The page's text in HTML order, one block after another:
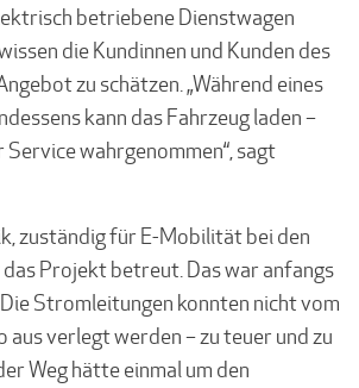
betriebene Dienstwagen
die Kundinnen und Kunden des
zu schätzen. „Während eines
kann das Fahrzeug laden –
Service wahrgenommen“, sagt
zuständig für E-Mobilität bei den
Projekt betreut. Das war anfangs
Stromleitungen konnten nicht vom
aus verlegt werden – zu teuer und zu
Weg hätte einmal um den